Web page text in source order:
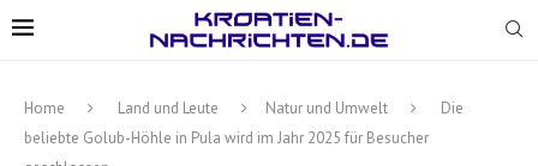
Home Land und Leute Natur und Umwelt
Die
beliebte Golub-Höhle in Pula wird im Jahr 2025 für Besucher